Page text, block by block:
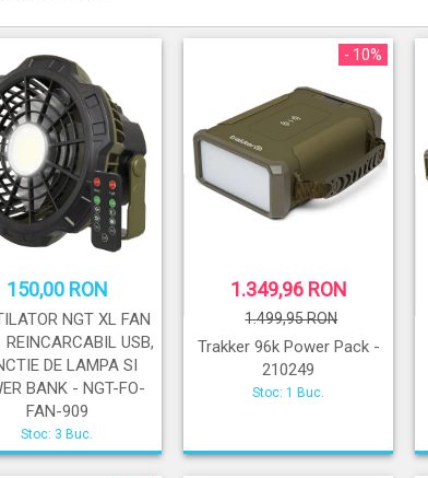
150,00 RON
NGT XL FAN
REINCARCABIL USB,
DE LAMPA SI
BANK - NGT-FO-
FAN-909
Stoc: 3 Buc.
- 10%
1.349,96 RON
1.499,95 RON
Trakker 96k Power Pack -
210249
Stoc: 1 Buc.